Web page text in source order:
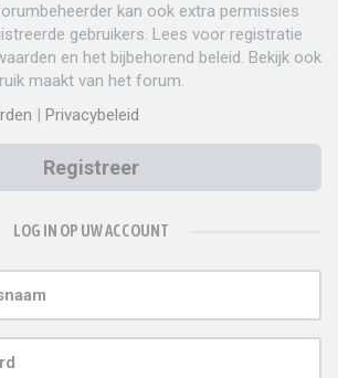
kan ook extra permissies
gebruikers. Lees voor registratie
en het bijbehorend beleid. Bekijk ook
maakt van het forum.
| Privacybeleid
Registreer
LOG IN OP UW ACCOUNT